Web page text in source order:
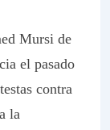
Mursi de
el pasado
contra
la